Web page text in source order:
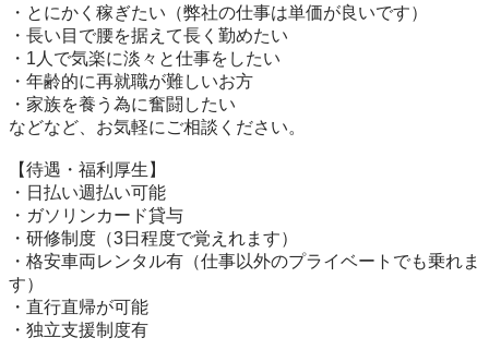
・とにかく稼ぎたい（弊社の仕事は単価が良いです）
・長い目で腰を据えて長く勤めたい
・1人で気楽に淡々と仕事をしたい
・年齢的に再就職が難しいお方
・家族を養う為に奮闘したい
などなど、お気軽にご相談ください。
【待遇・福利厚生】
・日払い週払い可能
・ガソリンカード貸与
・研修制度（3日程度で覚えれます）
・格安車両レンタル有（仕事以外のプライベートでも乗れま
す）
・直行直帰が可能
・独立支援制度有